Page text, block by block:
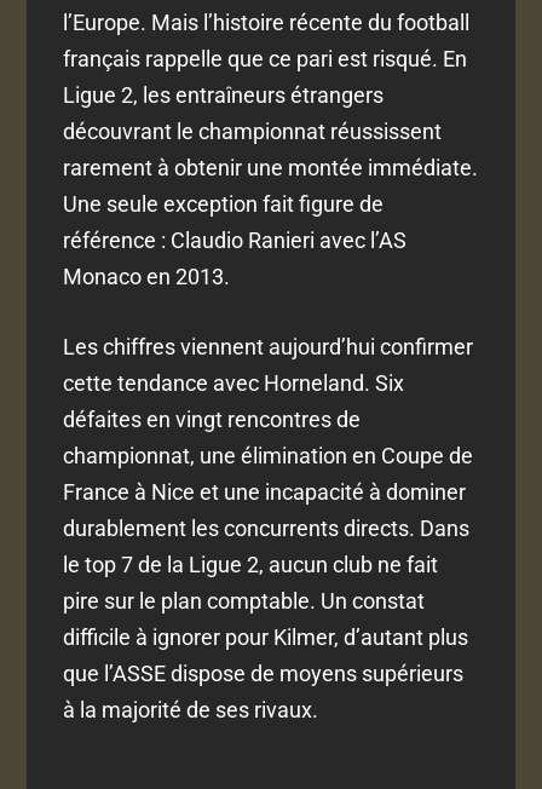
l’Europe. Mais l’histoire récente du football
français rappelle que ce pari est risqué. En
Ligue 2, les entraîneurs étrangers
découvrant le championnat réussissent
rarement à obtenir une montée immédiate.
Une seule exception fait figure de
référence : Claudio Ranieri avec l’AS
Monaco en 2013.
Les chiffres viennent aujourd’hui confirmer
cette tendance avec Horneland. Six
défaites en vingt rencontres de
championnat, une élimination en Coupe de
France à Nice et une incapacité à dominer
durablement les concurrents directs. Dans
le top 7 de la Ligue 2, aucun club ne fait
pire sur le plan comptable. Un constat
difficile à ignorer pour Kilmer, d’autant plus
que l’ASSE dispose de moyens supérieurs
à la majorité de ses rivaux.